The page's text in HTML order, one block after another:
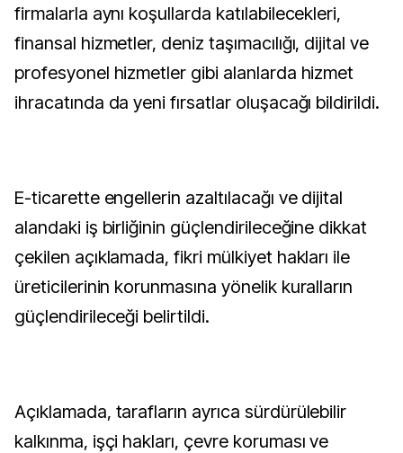
firmalarla aynı koşullarda katılabilecekleri,
finansal hizmetler, deniz taşımacılığı, dijital ve
profesyonel hizmetler gibi alanlarda hizmet
ihracatında da yeni fırsatlar oluşacağı bildirildi.
E-ticarette engellerin azaltılacağı ve dijital
alandaki iş birliğinin güçlendirileceğine dikkat
çekilen açıklamada, fikri mülkiyet hakları ile
üreticilerinin korunmasına yönelik kuralların
güçlendirileceği belirtildi.
Açıklamada, tarafların ayrıca sürdürülebilir
kalkınma, işçi hakları, çevre koruması ve